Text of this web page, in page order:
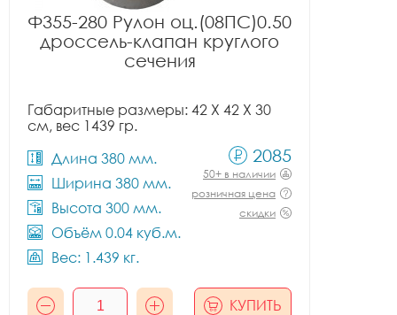
Ф355-280 Рулон оц.(08ПС)0.50
дроссель-клапан круглого
сечения
Габаритные размеры: 42 X 42 X 30
см, вес 1439 гр.
Длина 380 мм.
Ширина 380 мм.
Высота 300 мм.
Объём 0.04 куб.м.
Вес: 1.439 кг.
2085
50+ в наличии
розничная цена
скидки
КУПИТЬ